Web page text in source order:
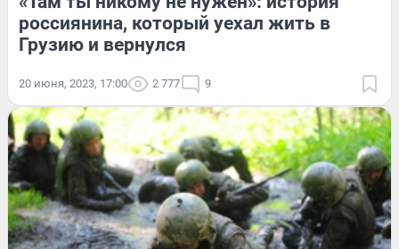
россиянина, который уехал жить в
Грузию и вернулся
20 июня, 2023, 17:00 2 777 9